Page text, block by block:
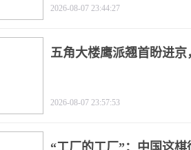
2026-08-07 23:44:27
五角大楼鹰派翘首盼进
2026-08-07 23:57:53
“工厂的工厂”：中国这